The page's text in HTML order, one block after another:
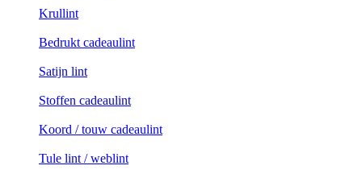
Krullint
Bedrukt cadeaulint
Satijn lint
Stoffen cadeaulint
Koord / touw cadeaulint
Tule lint / weblint